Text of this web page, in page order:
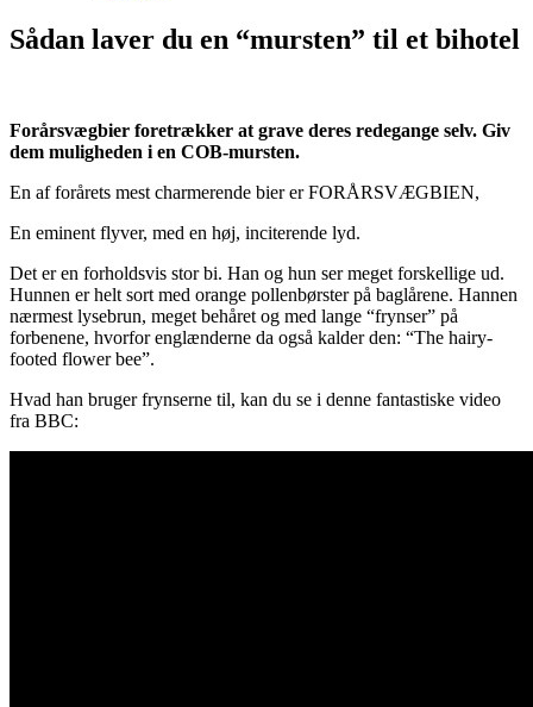
Sådan laver du en “mursten” til et bihotel
Forårsvægbier foretrækker at grave deres redegange selv. Giv
dem muligheden i en COB-mursten.
En af forårets mest charmerende bier er FORÅRSVÆGBIEN,
En eminent flyver, med en høj, inciterende lyd.
Det er en forholdsvis stor bi. Han og hun ser meget forskellige ud.
Hunnen er helt sort med orange pollenbørster på baglårene. Hannen
nærmest lysebrun, meget behåret og med lange “frynser” på
forbenene, hvorfor englænderne da også kalder den: “The hairy-
footed flower bee”.
Hvad han bruger frynserne til, kan du se i denne fantastiske video
fra BBC: